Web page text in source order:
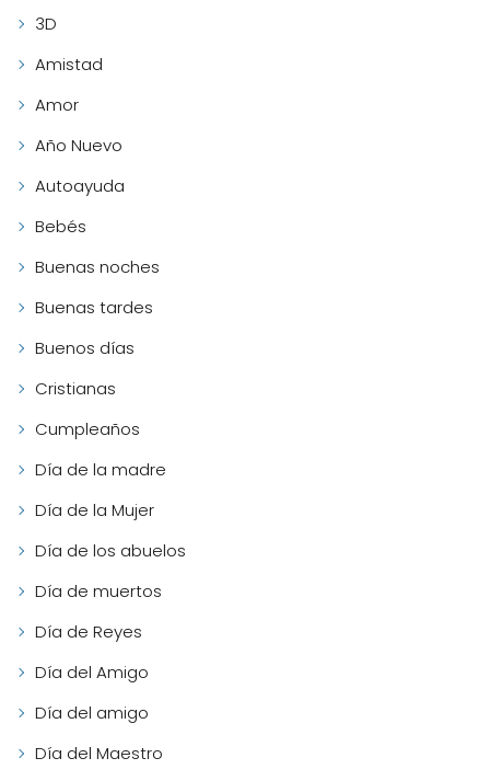
3D
Amistad
Amor
Año Nuevo
Autoayuda
Bebés
Buenas noches
Buenas tardes
Buenos días
Cristianas
Cumpleaños
Día de la madre
Día de la Mujer
Día de los abuelos
Día de muertos
Día de Reyes
Día del Amigo
Día del amigo
Día del Maestro